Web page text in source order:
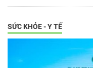
SỨC KHỎE - Y TẾ